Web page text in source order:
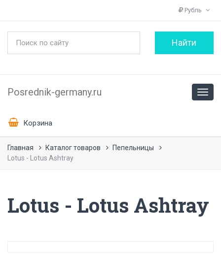
Рубль
Posrednik-germany.ru
Корзина
Главная Каталог товаров
Пепельницы
Lotus - Lotus Ashtray
Lotus - Lotus Ashtray